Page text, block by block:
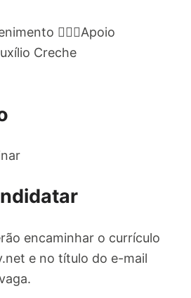
🙋🏽‍♂️Apoio
Creche
encaminhar o currículo
e no título do e-mail